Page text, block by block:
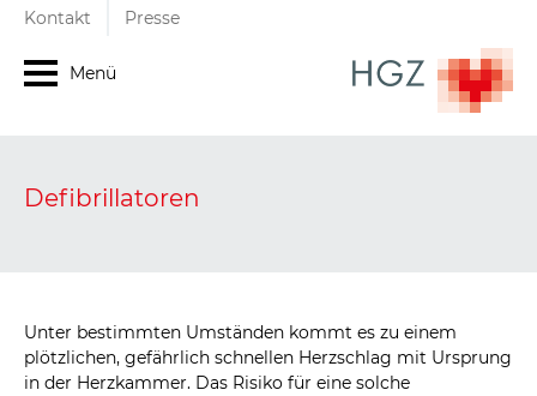
Kontakt Presse
Menü
Defibrillatoren
Unter bestimmten Umständen kommt es zu einem
plötzlichen, gefährlich schnellen Herzschlag mit Ursprung
in der Herzkammer. Das Risiko für eine solche